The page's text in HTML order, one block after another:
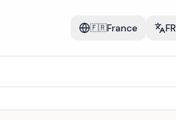
🇫🇷France FR